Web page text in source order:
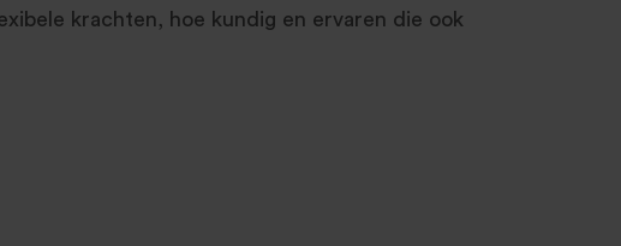
krachten, hoe kundig en ervaren die ook